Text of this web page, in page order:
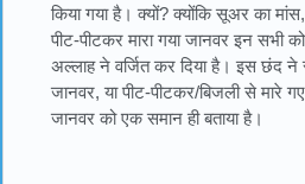
किया गया है। क्यों? क्योंकि सूअर का
पीट-पीटकर मारा गया जानवर इन
अल्लाह ने वर्जित कर दिया है। इस छंद
जानवर, या पीट-पीटकर/बिजली से मारे
जानवर को एक समान ही बताया है।